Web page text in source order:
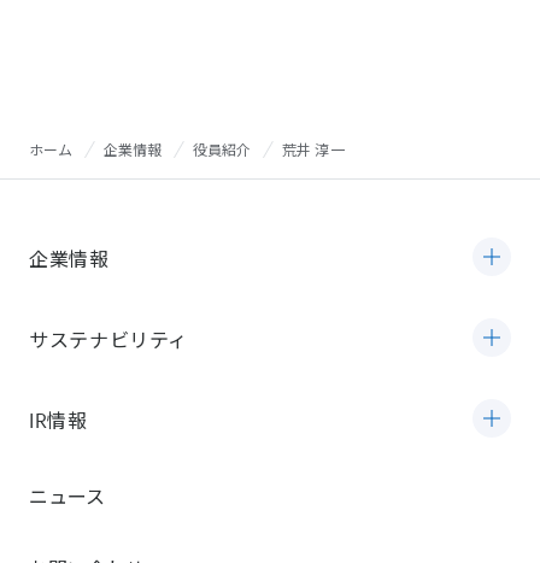
ホーム 企業情報 役員紹介 荒井 淳一
企業情報
サステナビリティ
IR情報
ニュース